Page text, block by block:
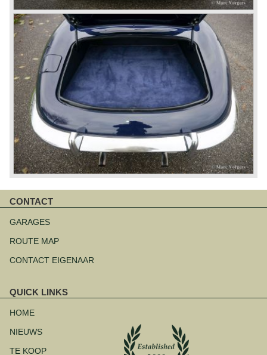
CONTACT
overslaan
GARAGES
ROUTE MAP
CONTACT EIGENAAR
QUICK LINKS
overslaan
HOME
NIEUWS
TE KOOP